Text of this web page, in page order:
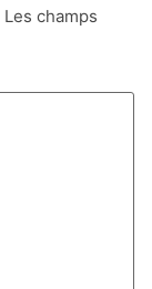
Les champs